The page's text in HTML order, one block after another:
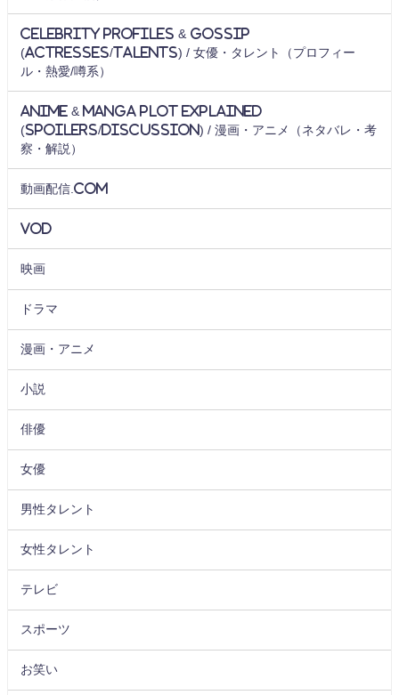
Celebrity Profiles & Gossip
(Actresses/Talents) / 女優・タレント（プロフィー
ル・熱愛/噂系）
Anime & Manga Plot Explained
(Spoilers/Discussion) / 漫画・アニメ（ネタバレ・考
察・解説）
動画配信.com
VOD
映画
ドラマ
漫画・アニメ
小説
俳優
女優
男性タレント
女性タレント
テレビ
スポーツ
お笑い